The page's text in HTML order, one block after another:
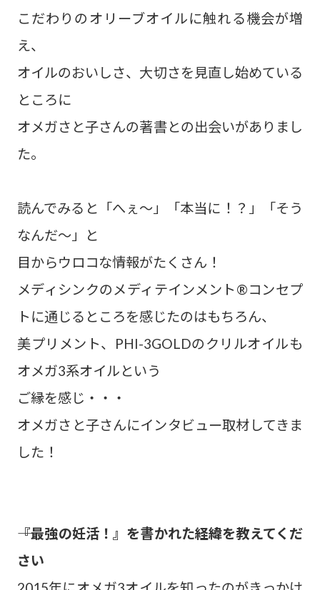
こだわりのオリーブオイルに触れる機会が増
え、
オイルのおいしさ、大切さを見直し始めている
ところに
オメガさと子さんの著書との出会いがありまし
た。
読んでみると「へぇ〜」「本当に！？」「そう
なんだ〜」と
目からウロコな情報がたくさん！
メディシンクのメディテインメント®コンセプ
トに通じるところを感じたのはもちろん、
美プリメント、PHI-3GOLDのクリルオイルも
オメガ3系オイルという
ご縁を感じ・・・
オメガさと子さんにインタビュー取材してきま
した！
――『最強の妊活！』を書かれた経緯を教えてくだ
さい